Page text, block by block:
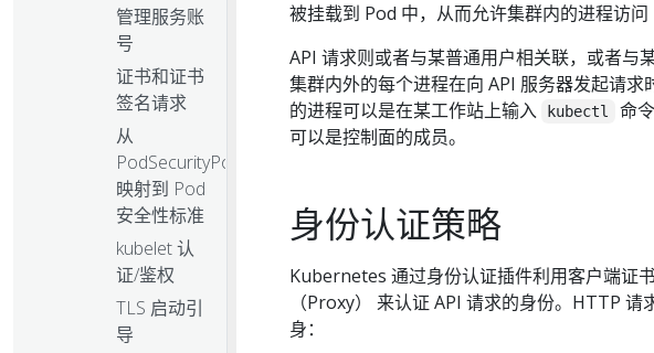
管理服务账
号
证书和证书
签名请求
从
PodSecurityPolicy
映射到 Pod
安全性标准
kubelet 认
证/鉴权
TLS 启动引
导
被挂载到 Pod 中，从而允许集群内的进程访问
API 请求则或者与某普通用户相关联，或者与
集群内外的每个进程在向 API 服务器发起请
的进程可以是在某工作站上输入
kubectl 命
可以是控制面的成员。
身份认证策略
Kubernetes 通过身份认证插件利用客户端证
（Proxy） 来认证 API 请求的身份。HTTP
身：